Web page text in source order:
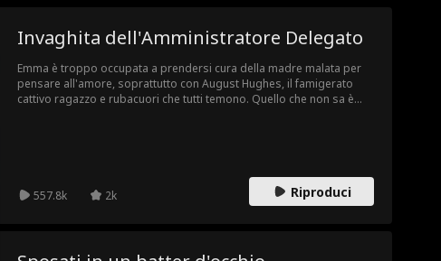
Invaghita dell'Amministratore Delegato
Emma è troppo occupata a prendersi cura della madre malata per
pensare all'amore, soprattutto con August Hughes, il famigerato
cattivo ragazzo e rubacuori che tutti temono. Quello che non sa è
557.8k 2k Riproduci